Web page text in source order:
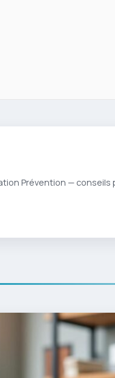
Prévention —